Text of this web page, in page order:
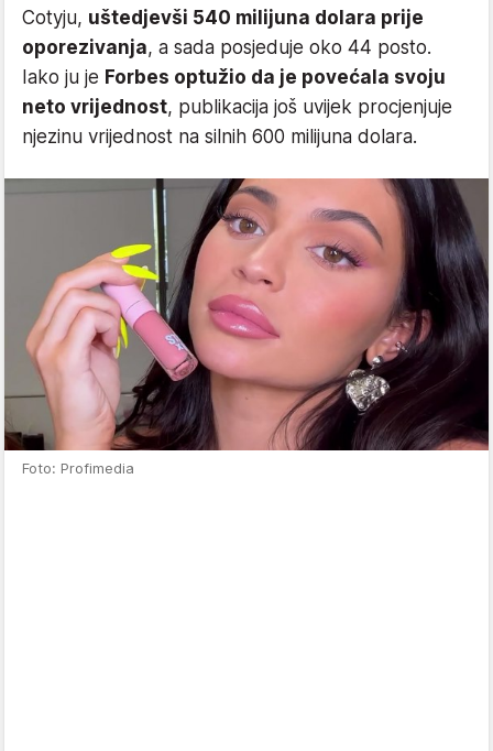
Cotyju, uštedjevši 540 milijuna dolara prije
oporezivanja, a sada posjeduje oko 44 posto.
Iako ju je Forbes optužio da je povećala svoju
neto vrijednost, publikacija još uvijek procjenjuje
njezinu vrijednost na silnih 600 milijuna dolara.
Foto: Profimedia